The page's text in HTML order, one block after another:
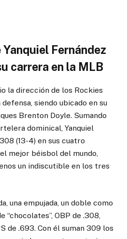
Fernández
carrera en la MLB
la dirección de los Rockies
siendo ubicado en su
Brenton Doyle. Sumando
dominical, Yanquiel
(13-4) en sus cuatro
mejor béisbol del mundo,
un indiscutible en los tres
una empujada, un doble como
“chocolates”, OBP de .308,
de .693. Con él suman 309 los